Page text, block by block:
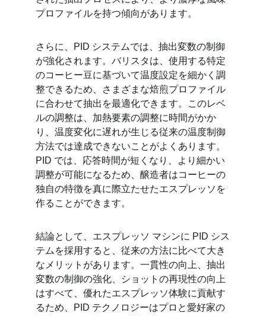
プロファイルを持つ傾向があります。
さらに、PID システムでは、抽出変数の制御
が強化されます。バリスタは、使用する特定
のコーヒー豆に基づいて温度設定を細かく調
整できるため、さまざまな焙煎プロファイル
に合わせて抽出を最適化できます。このレベ
ルの調整は、加熱要素の調整に時間がかか
り、温度変化に遅れが生じる従来の温度制御
方法では達成できないことがよくあります。
PID では、応答時間が短くなり、より細かい
調整が可能になるため、醸造者はコーヒーの
独自の特徴を真に際立たせたエスプレッソを
作ることができます。
結論として、エスプレッソ マシンに PID シス
テムを採用すると、従来の方法に比べて大き
なメリットがあります。一貫性の向上、抽出
変数の制御の強化、ショットの再現性の向上
はすべて、優れたエスプレッソ体験に貢献す
るため、PID テクノロジーはプロと愛好家の